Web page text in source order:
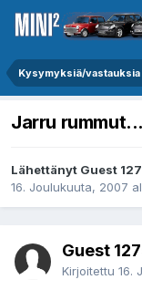
Kysymyksiä/vastauksia
Jarru rummut...
Lähettänyt Guest
16. Joulukuuta, 2007
Guest
Kirjoitettu 16.